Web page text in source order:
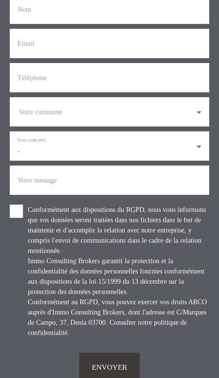
Nom
Email
Téléphone
Votre commune
-
Vous souhaitez
Votre message
Conformément aux dispositions du RGPD, nous vous informons
que vos données seront traitées dans nos fichiers dans le but de
maintenir et d'accomplir la relation avec notre entreprise, y
compris l'envoi de communications dans le cadre de la relation
mentionnée.
Immo Consulting Brokers garantit la protection et la
confidentialité des données personnelles fournies conformément
aux dispositions de la loi 15/1999 du 13 décembre sur la
protection des données personnelles.
Conformément au RGPD, vous pouvez exercer vos droits ARCO
auprès d'Immo Consulting Brokers, dont l'adresse est C/Marques
de Campo, 37, Denia 03700. Consulter notre politique de
confidentialité
ENVOYER